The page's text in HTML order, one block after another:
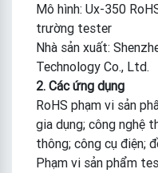
Mô hình: Ux-350
trường tester
Nhà sản xuất:
Technology Co., Ltd.
2. Các ứng dụng
RoHS phạm vi sản
gia dụng; công nghệ
thông; công cụ điện;
Phạm vi sản phẩm